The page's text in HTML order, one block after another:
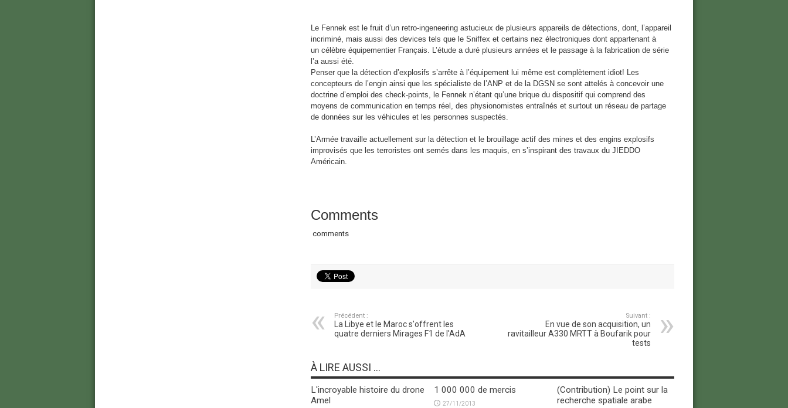
Le Fennek est le fruit d’un retro-ingeneering astucieux de plusieurs appareils de détections, dont, l’appareil
incriminé, mais aussi des devices tels que le Sniffex et certains nez électroniques dont appartenant à
un célèbre équipementier Français. L’étude a duré plusieurs années et le passage à la fabrication de série
l’a aussi été.
Penser que la détection d’explosifs s’arrête à l’équipement lui même est complètement idiot! Les
concepteurs de l’engin ainsi que les spécialiste de l’ANP et de la DGSN se sont attelés à concevoir une
doctrine d’emploi des check-points, le Fennek n’étant qu’une brique du dispositif qui comprend des
moyens de communication en temps réel, des physionomistes entraînés et surtout un réseau de partage
de données sur les véhicules et les personnes suspectés.
L’Armée travaille actuellement sur la détection et le brouillage actif des mines et des engins explosifs
improvisés que les terroristes ont semés dans les maquis, en s’inspirant des travaux du JIEDDO
Américain.
Comments
comments
Précédent :
La Libye et le Maroc s'offrent les
quatre derniers Mirages F1 de l'AdA
Suivant :
En vue de son acquisition, un
ravitailleur A330 MRTT à Boufarik pour
tests
À LIRE AUSSI ...
L'incroyable histoire du drone
Amel
1 000 000 de mercis
27/11/2013
(Contribution) Le point sur la
recherche spatiale arabe